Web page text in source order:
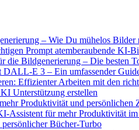
– Wie Du mühelos Bilder
Prompt atemberaubende KI-
die Bildgenerierung – Die besten
E 3 – Ein umfassender
Effizienter Arbeiten mit den
Unterstützung erstellen
Produktivität und persönlichen
Assistent für mehr Produktivität
Bücher-Turbo